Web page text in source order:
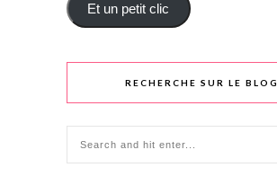
Et un petit clic
RECHERCHE SUR LE BLOG